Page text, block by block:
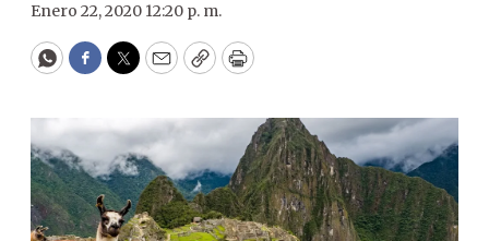
Enero 22, 2020 12:20 p. m.
WhatsApp
Facebook
Twitter
EmailCopyPrint